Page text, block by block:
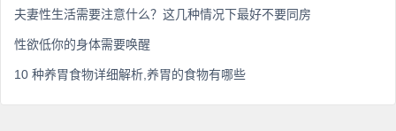
夫妻性生活需要注意什么？这几种情况下最好不要同房
性欲低你的身体需要唤醒
10 种养胃食物详细解析,养胃的食物有哪些